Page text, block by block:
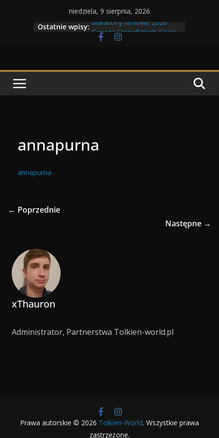
niedziela, 9 sierpnia, 2026
Ostatnie wpisy: Maratony filmowe 2026
Geneza Skrzydlatych Bestii
Wojna krasnoludów z elfami
annapurna
annapurna
← Poprzednie
Następne →
xThauron
Administrator, Partnerstwa Tolkien-world.pl
Prawa autorskie © 2026 Tolkien-World. Wszystkie prawa
zastrzeżone.